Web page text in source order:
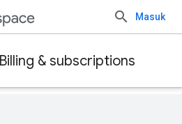
Masuk
Billing & subscriptions